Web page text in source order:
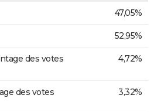
47,05%
52,95%
des votes
4,72%
des votes
3,32%